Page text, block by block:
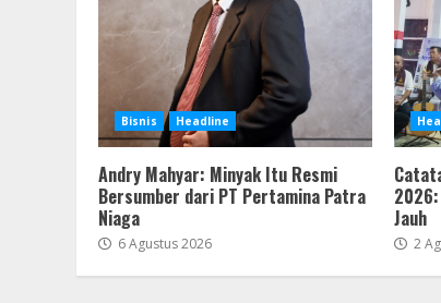
Bisnis Headline
Andry Mahyar: Minyak Itu Resmi
Bersumber dari PT Pertamina Patra
Niaga
6 Agustus 2026
Jauh
2